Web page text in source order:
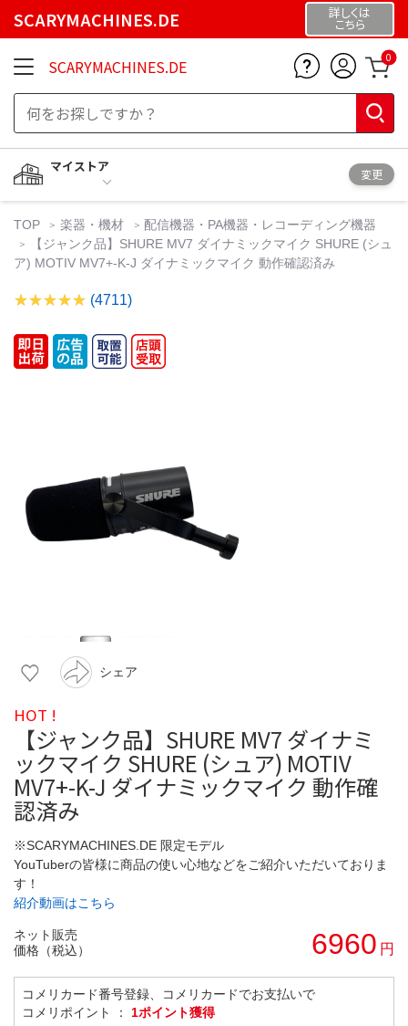
SCARYMACHINES.DE 詳しくは
こちら
SCARYMACHINES.DE 0
マイストア
変更
TOP 楽器・機材
配信機器・PA機器・レコーディング機器
【ジャンク品】SHURE MV7 ダイナミックマイク SHURE (シュ
ア) MOTIV MV7+-K-J ダイナミックマイク 動作確認済み
(4711)
シェア
HOT !
【ジャンク品】SHURE MV7 ダイナミ
ックマイク SHURE (シュア) MOTIV
MV7+-K-J ダイナミックマイク 動作確
認済み
※SCARYMACHINES.DE 限定モデル
YouTuberの皆様に商品の使い心地などをご紹介いただいておりま
す！
紹介動画はこちら
ネット販売
価格（税込）
6960 円
コメリカード番号登録、コメリカードでお支払いで
コメリポイント ： 1ポイント獲得